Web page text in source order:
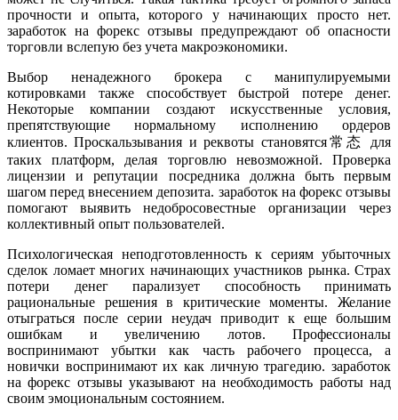
прочности и опыта, которого у начинающих просто нет.
заработок на форекс отзывы предупреждают об опасности
торговли вслепую без учета макроэкономики.
Выбор ненадежного брокера с манипулируемыми
котировками также способствует быстрой потере денег.
Некоторые компании создают искусственные условия,
препятствующие нормальному исполнению ордеров
клиентов. Проскальзывания и реквоты становятся常态 для
таких платформ, делая торговлю невозможной. Проверка
лицензии и репутации посредника должна быть первым
шагом перед внесением депозита. заработок на форекс отзывы
помогают выявить недобросовестные организации через
коллективный опыт пользователей.
Психологическая неподготовленность к сериям убыточных
сделок ломает многих начинающих участников рынка. Страх
потери денег парализует способность принимать
рациональные решения в критические моменты. Желание
отыграться после серии неудач приводит к еще большим
ошибкам и увеличению лотов. Профессионалы
воспринимают убытки как часть рабочего процесса, а
новички воспринимают их как личную трагедию. заработок
на форекс отзывы указывают на необходимость работы над
своим эмоциональным состоянием.